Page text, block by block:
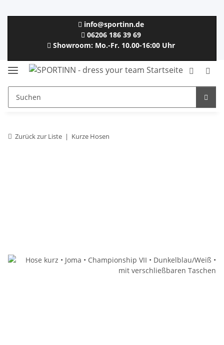
info@sportinn.de
06206 186 39 69
Showroom: Mo.-Fr. 10.00-16:00 Uhr
Zurück zur Liste Kurze Hosen